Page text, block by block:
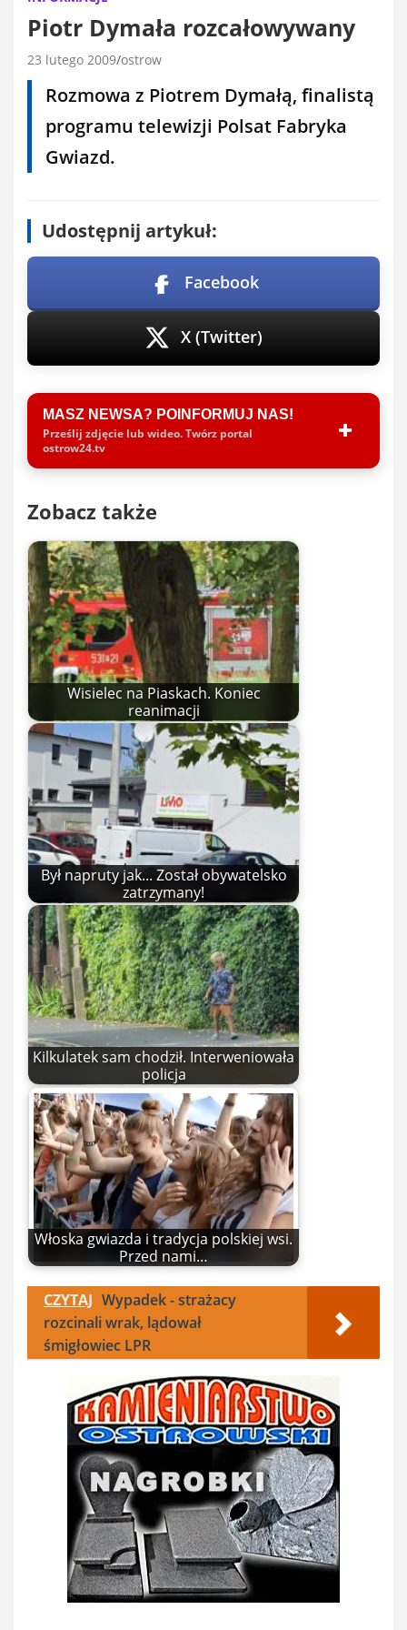
Piotr Dymała rozcałowywany
23 lutego 2009 ostrow
Rozmowa z Piotrem Dymałą, finalistą
programu telewizji Polsat Fabryka
Gwiazd.
Udostępnij artykuł:
Facebook
X (Twitter)
MASZ NEWSA? POINFORMUJ NAS!
Prześlij zdjęcie lub wideo. Twórz portal
ostrow24.tv
Zobacz także
Wisielec na Piaskach. Koniec
reanimacji
Był napruty jak... Został obywatelsko
zatrzymany!
Kilkulatek sam chodził. Interweniowała
policja
Włoska gwiazda i tradycja polskiej wsi.
Przed nami…
CZYTAJ Wypadek - strażacy
rozcinali wrak, lądował
śmigłowiec LPR